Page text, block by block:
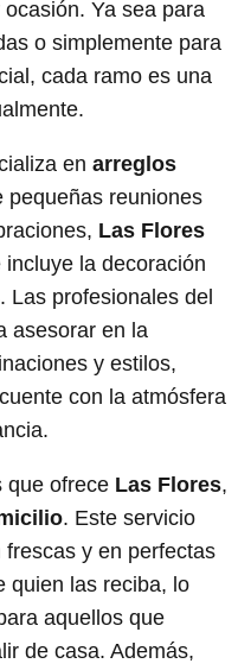
Ya sea para
o simplemente para
cada ramo es una
en arreglos
pequeñas reuniones
Las Flores
la decoración
Las profesionales del
asesorar en la
y estilos,
con la atmósfera
que ofrece Las Flores,
. Este servicio
y en perfectas
quien las reciba, lo
aquellos que
de casa. Además,